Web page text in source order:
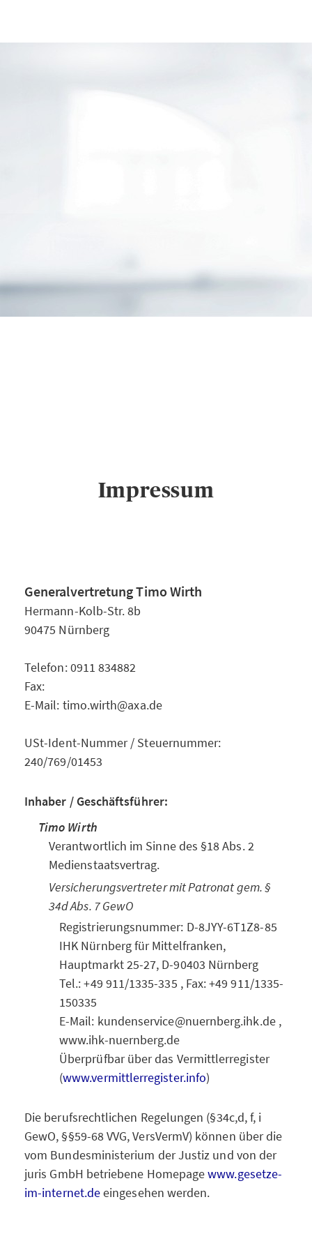
Impressum
Generalvertretung Timo Wirth
Hermann-Kolb-Str. 8b
90475 Nürnberg
Telefon: 0911 834882
Fax:
E-Mail: timo.wirth@axa.de
USt-Ident-Nummer / Steuernummer:
240/769/01453
Inhaber / Geschäftsführer:
Timo Wirth
Verantwortlich im Sinne des §18 Abs. 2
Medienstaatsvertrag.
Versicherungsvertreter mit Patronat gem. §
34d Abs. 7 GewO
Registrierungsnummer: D-8JYY-6T1Z8-85
IHK Nürnberg für Mittelfranken,
Hauptmarkt 25-27, D-90403 Nürnberg
Tel.: +49 911/1335-335 , Fax: +49 911/1335-
150335
E-Mail: kundenservice@nuernberg.ihk.de ,
www.ihk-nuernberg.de
Überprüfbar über das Vermittlerregister
(www.vermittlerregister.info)
Die berufsrechtlichen Regelungen (§34c,d, f, i
GewO, §§59-68 VVG, VersVermV) können über die
vom Bundesministerium der Justiz und von der
juris GmbH betriebene Homepagewww.gesetze-
im-internet.deeingesehen werden.